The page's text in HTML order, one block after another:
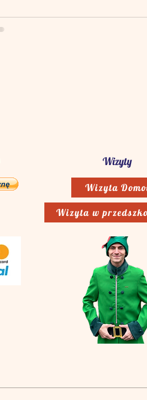
Wizyty
Wizyta
Wizyta w